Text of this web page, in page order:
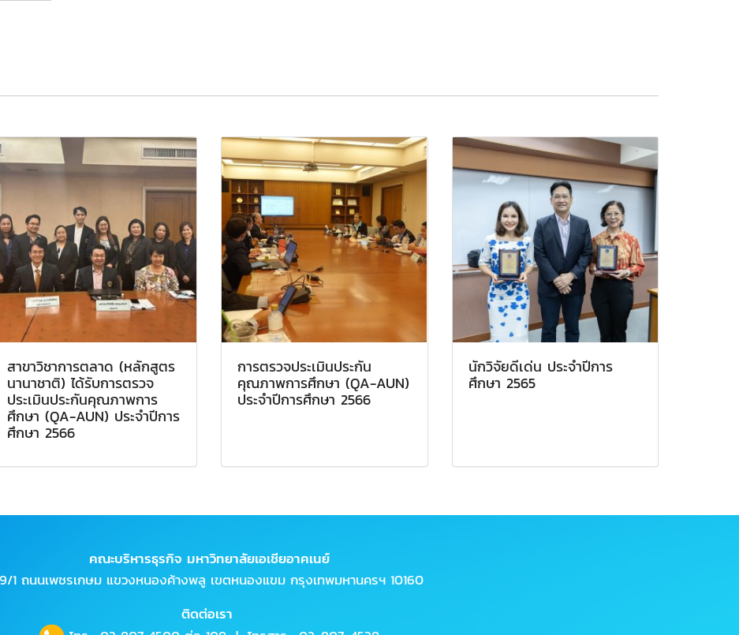
สาขาวิชาการตลาด (หลักสูตร
นานาชาติ) ได้รับการตรวจ
ประเมินประกันคุณภาพการ
ศึกษา (QA-AUN) ประจำปีการ
ศึกษา 2566
การตรวจประเมินประกัน
คุณภาพการศึกษา (QA-AUN)
ประจำปีการศึกษา 2566
นักวิจัยดีเด่น ประจำปีการ
ศึกษา 2565
คณะบริหารธุรกิจ มหาวิทยาลัยเอเชียอาคเนย์
1 ถนนเพชรเกษม แขวงหนองค้างพลู เขตหนองแขม กรุงเทพมหานครฯ 10160
ติดต่อเรา